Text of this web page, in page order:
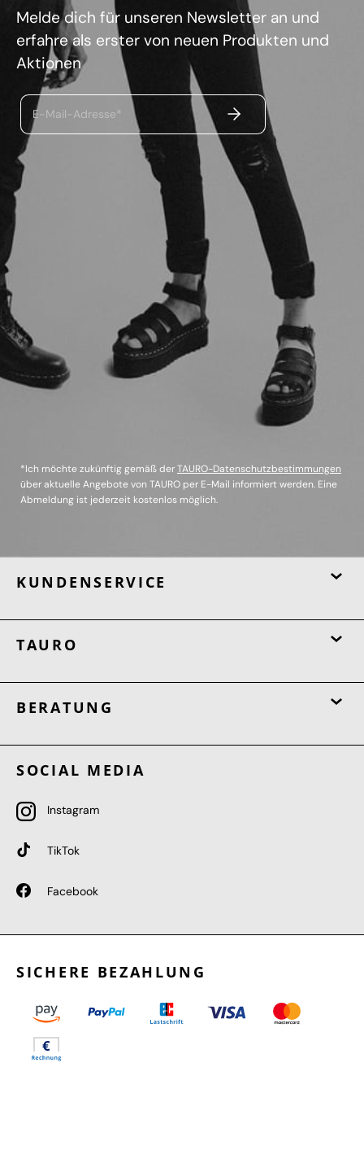
Melde dich für unseren Newsletter an und
erfahre als erster von neuen Produkten und
Aktionen
E-Mail-Adresse* ABSENDEN
*Ich möchte zukünftig gemäß derTAURO-Datenschutzbestimmungen
über aktuelle Angebote von TAURO per E-Mail informiert werden. Eine
Abmeldung ist jederzeit kostenlos möglich.
KUNDENSERVICE
TAURO
BERATUNG
SOCIAL MEDIA
Instagram
TikTok
Facebook
SICHERE BEZAHLUNG